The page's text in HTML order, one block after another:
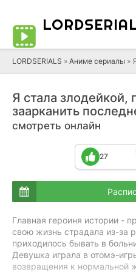
LORD
LORDSERIALS » Аниме сериалы »
Я стала
заарканить
смотреть онлайн
27
Главная героиня истории -
свою жизнь страдала из-за
приходилось бывать в
Девушка играла в отомэ-
возвращения к